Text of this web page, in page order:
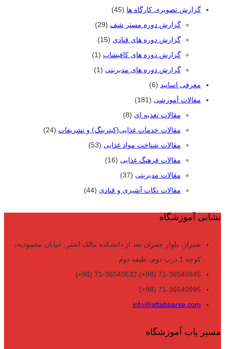
گزارش تصویری کارگاه ها (45)
گزارش دوره مستر شف (29)
گزارش دوره های قنادی (15)
گزارش دوره های کافیشاپ (1)
گزارش دوره های مدیریتی (1)
معرفی اساتید (6)
مقالات آموزشی (181)
مقالات تغذیه ای (8)
مقالات خدمات غذایی(کیترینگ) و تشریفات (24)
مقالات شناخت مواد غذایی (53)
مقالات فرهنگ غذایی (16)
مقالات مدیریتی (37)
مقالات نکات آشپزی و قنادی (44)
نشانی آموزشگاه
شیراز، بلوار چمران بعد از دانشکده مالک اشتر، خیابان محمودیه،
کوچه 1 درب دوم، طبقه دوم
71-36540945 (98+) 71-36540532 (98+)
71-36540995 (98+)
info@aftabparse.com
مسیر یاب آموزشگاه